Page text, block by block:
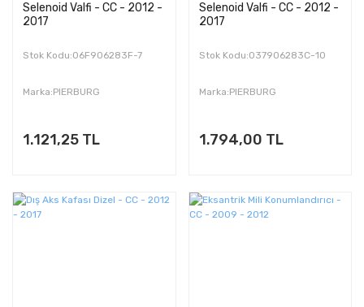
Selenoid Valfi - CC - 2012 -
2017
Stok Kodu:06F906283F-7
Marka:PIERBURG
1.121,25 TL
Selenoid Valfi - CC - 2012 -
2017
Stok Kodu:037906283C-10
Marka:PIERBURG
1.794,00 TL